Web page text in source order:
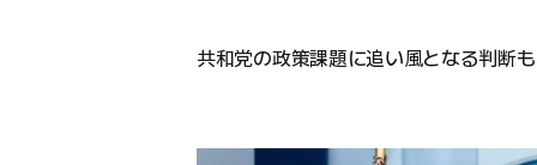
共和党の政策課題に追い風となる判断も